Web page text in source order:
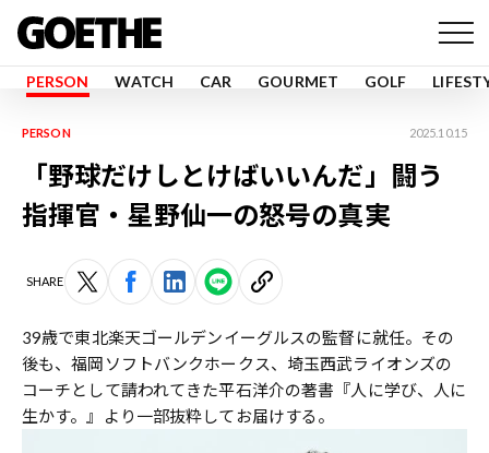
PERSON WATCH CAR GOURMET GOLF
PERSON 2025.10.15
「野球だけしとけばいいんだ」闘う
指揮官・星野仙一の怒号の真実
SHARE
39歳で東北楽天ゴールデンイーグルスの監督に就任。その
後も、福岡ソフトバンクホークス、埼玉西武ライオンズの
コーチとして請われてきた平石洋介の著書『人に学び、人に
生かす。』より一部抜粋してお届けする。